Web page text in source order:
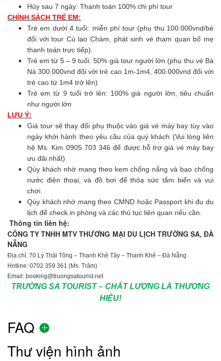
Hủy sau 7 ngày: Thanh toán 100% chi phí tour
CHÍNH SÁCH TRẺ EM:
Trẻ em dưới 4 tuổi: miễn phí tour (phụ thu 100.000vnd/bé
đối với tour Cù lao Chàm, phát sinh vé tham quan bố mẹ
thanh toán trực tiếp).
Trẻ em từ 5 – 9 tuổi: 50% giá tour người lớn (phụ thu vé Bà
Nà 300.000vnd đối với trẻ cao 1m-1m4, 400.000vnd đối với
trẻ cao từ 1m4 trở lên)
Trẻ em từ 9 tuổi trở lên: 100% giá người lớn, tiêu chuẩn
như người lớn
LƯU Ý:
Giá tour sẽ thay đổi phụ thuộc vào giá vé máy bay tùy vào
ngày khởi hành theo yêu cầu của quý khách (Vui lòng liên
hệ Ms. Kim 0905 703 346 để được hỗ trợ giá vé máy bay
ưu đãi nhất)
Qúy khách nhớ mang theo kem chống nắng và bao chống
nước điện thoại, và đồ bơi để thỏa sức tắm biển và vui
chơi.
Qúy khách nhớ mang theo CMND hoặc Passport khi đu du
lịch để check in phòng và các thủ tục liên quan nếu cần.
Thông tin liên hệ:
CÔNG TY TNHH MTV THƯƠNG MẠI DU LỊCH TRƯỜNG SA, ĐÀ
NẴNG
Địa chỉ: 70 Lý Thái Tông – Thanh Khê Tây – Thanh Khê – Đà Nẵng
Hotline: 0702 359 361 (Ms. Trâm)
Email: booking@truongsatourist.net
TRƯỜNG SA TOURIST – CHẤT LƯỢNG LÀ THƯƠNG
HIỆU!
FAQ
Thư viện hình ảnh